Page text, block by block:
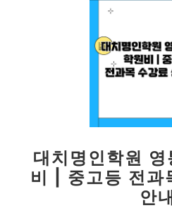
대치명인학원
비 | 중고등 전과
안내